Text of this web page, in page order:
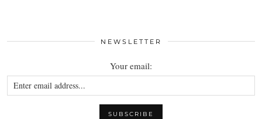
NEWSLETTER
Your email: